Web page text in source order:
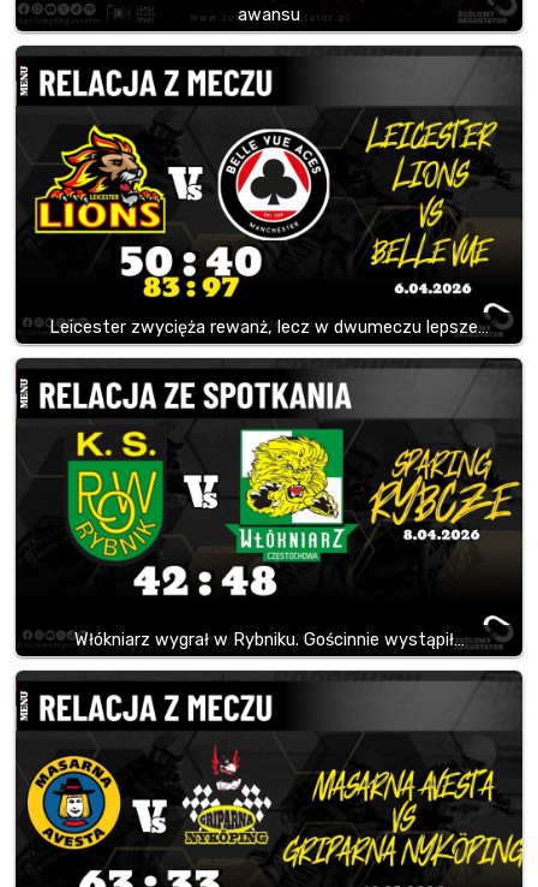
awansu
Leicester zwycięża rewanż, lecz w dwumeczu lepsze…
Włókniarz wygrał w Rybniku. Gościnnie wystąpił…